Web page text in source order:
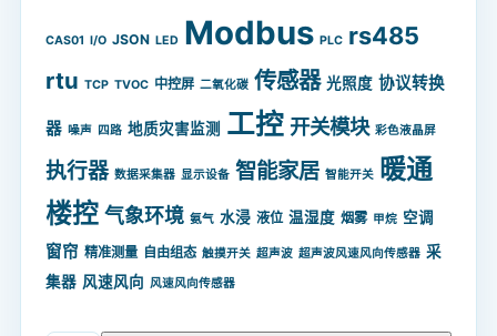
CAS01 I/O JSON LED Modbus PLC rs485
rtu TCP TVOC 中控屏 二氧化碳 传感器 光照度 协议转换
器 噪声 四路 地质灾害监测 工控 开关模块 彩色液晶屏
执行器 数据采集器 显示设备 智能家居 智能开关 暖通
楼控 气象环境 氨气 水浸 液位 温湿度 烟雾 甲烷 空调
窗帘 精准测量 自由组态 触摸开关 超声波 超声波风速风向传感器 采
集器 风速风向 风速风向传感器